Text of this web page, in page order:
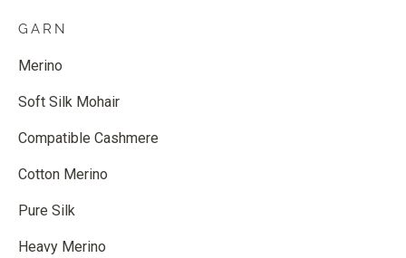
GARN
Merino
Soft Silk Mohair
Compatible Cashmere
Cotton Merino
Pure Silk
Heavy Merino